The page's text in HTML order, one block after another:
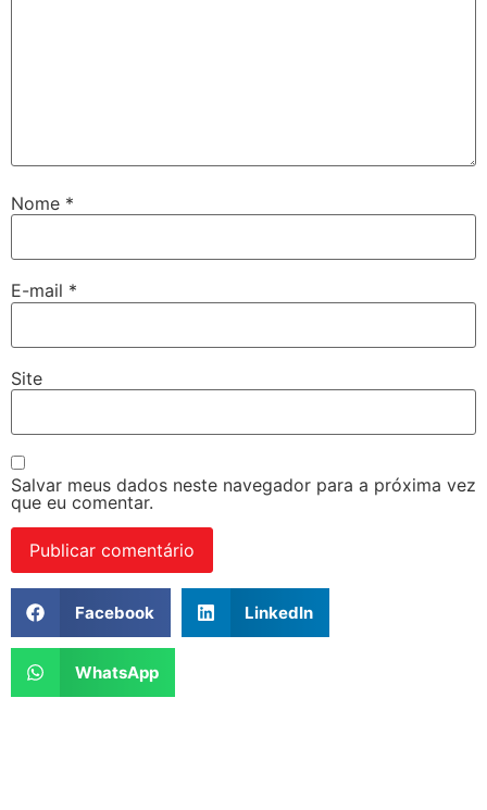
Nome *
E-mail *
Site
Salvar meus dados neste navegador para a próxima vez
que eu comentar.
Facebook LinkedIn
WhatsApp